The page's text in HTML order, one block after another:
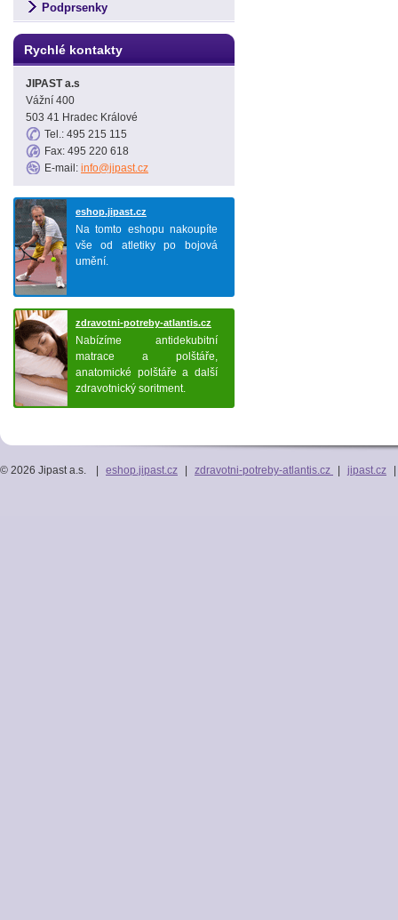
Podprsenky
Rychlé kontakty
JIPAST a.s
Vážní 400
503 41 Hradec Králové
Tel.: 495 215 115
Fax: 495 220 618
E-mail: info@jipast.cz
eshop.jipast.cz
Na tomto eshopu nakoupíte
vše od atletiky po bojová
umění.
zdravotni-potreby-atlantis.cz
Nabízíme antidekubitní
matrace a polštáře,
anatomické polštáře a další
zdravotnický soritment.
eshop.jipast.cz zdravotni-potreby-atlantis.cz jipast.cz
© 2026 Jipast a.s.